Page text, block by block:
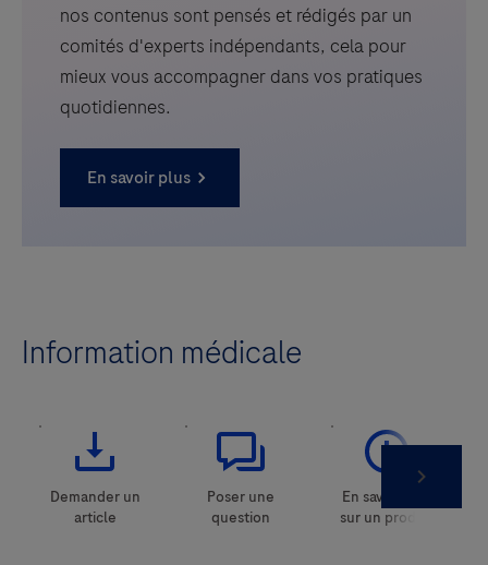
nos contenus sont pensés et rédigés par un
comités d'experts indépendants, cela pour
mieux vous accompagner dans vos pratiques
quotidiennes.
En savoir plus
Information médicale